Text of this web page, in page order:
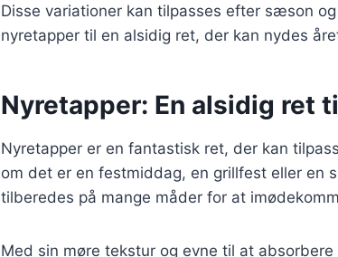
Disse variationer kan tilpasses efter sæson
nyretapper til en alsidig ret, der kan nydes
Nyretapper: En alsidig ret
Nyretapper er en fantastisk ret, der kan
om det er en festmiddag, en grillfest eller en
tilberedes på mange måder for at
Med sin møre tekstur og evne til at